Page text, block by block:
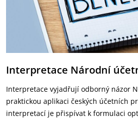
Interpretace Národní
Interpretace vyjadřují odborný názor
praktickou aplikaci českých účetních
interpretací je přispívat k formulaci